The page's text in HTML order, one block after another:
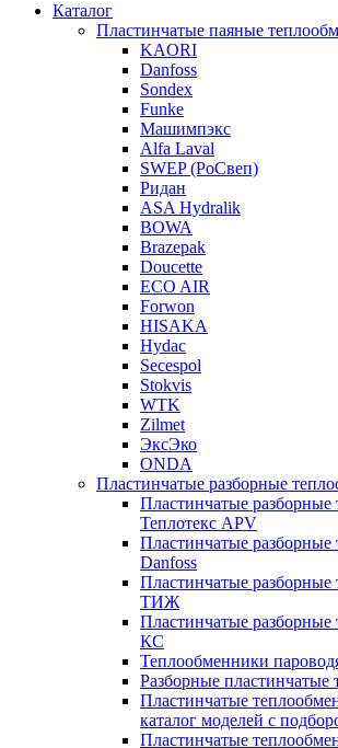
Каталог
Пластинчатые паяные
KAORI
Danfoss
Sondex
Funke
Машимпэкс
Alfa Laval
SWEP (РоСвеп)
Ридан
ASA Hydralik
BOWA
Brazepak
Doucette
ECO AIR
Forwon
HISAKA
Hydac
Secespol
Stokvis
WTK
Zilmet
ЭксЭко
ONDA
Пластинчатые разборные
Пластинчатые разборные
Теплотекс APV
Пластинчатые разборные
Danfoss
Пластинчатые разборные
ТИЖ
Пластинчатые разборные
КC
Теплообменники
Разборные пластинчатые
Пластинчатые
каталог моделей с
Пластинчатые